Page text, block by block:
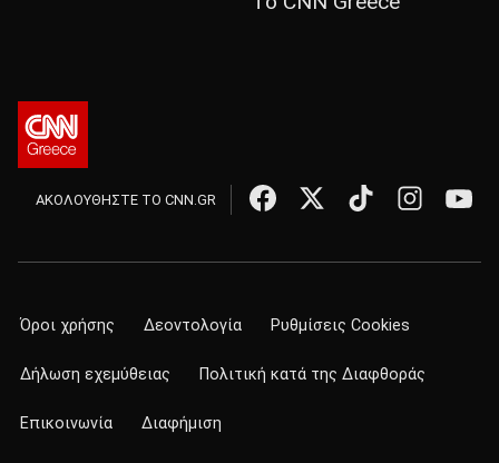
ΑΚΟΛΟΥΘΗΣΤΕ ΤΟ CNN.GR
Όροι χρήσης Δεοντολογία Ρυθμίσεις Cookies
Δήλωση εχεμύθειας Πολιτική κατά της Διαφθοράς
Επικοινωνία Διαφήμιση